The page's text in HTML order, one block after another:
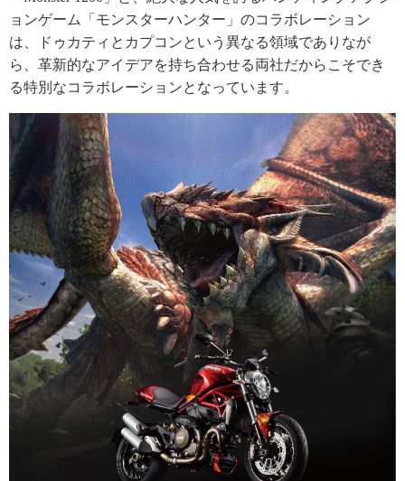
ョンゲーム「モンスターハンター」のコラボレーション
は、ドゥカティとカプコンという異なる領域でありなが
ら、革新的なアイデアを持ち合わせる両社だからこそでき
る特別なコラボレーションとなっています。